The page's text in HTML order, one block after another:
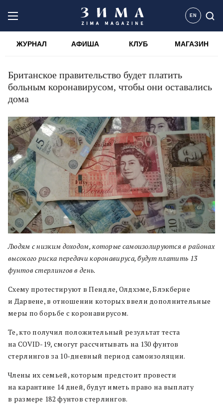
EN
ЖУРНАЛ АФИША КЛУБ МАГАЗИН
Британское правительство будет платить
больным коронавирусом, чтобы они оставались
дома
Людям с низким доходом, которые самоизолируются в районах
высокого риска передачи коронавируса, будут платить 13
фунтов стерлингов в день.
Схему протестируют в Пендле, Олдхэме, Блэкберне
и Дарвене, в отношении которых ввели дополнительные
меры по борьбе с коронавирусом.
Те, кто получил положительный результат теста
на COVID-19, смогут рассчитывать на 130 фунтов
стерлингов за 10-дневный период самоизоляции.
Члены их семьей, которым предстоит провести
на карантине 14 дней, будут иметь право на выплату
в размере 182 фунтов стерлингов.